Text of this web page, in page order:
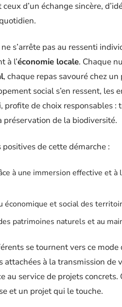
d’un échange sincère,
s’arrête pas au ressenti
à l’économie locale. Chaque
, chaque repas savouré chez
social s’en ressent, les
profite de choix responsables
de la biodiversité.
de cette démarche :
à une immersion effective et
économique et social des
patrimoines naturels et au
se tournent vers ce mode
attachées à la transmission de
service de projets concrets.
et un projet qui le touche.